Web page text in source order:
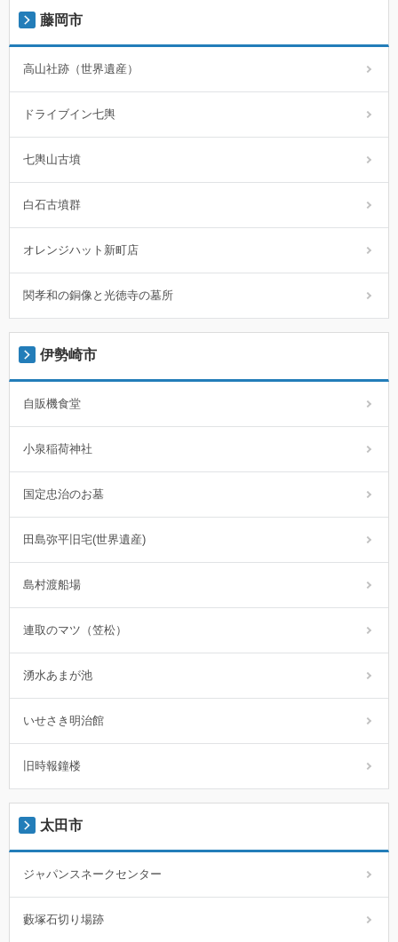
藤岡市
高山社跡（世界遺産）
ドライブイン七輿
七輿山古墳
白石古墳群
オレンジハット新町店
関孝和の銅像と光徳寺の墓所
伊勢崎市
自販機食堂
小泉稲荷神社
国定忠治のお墓
田島弥平旧宅(世界遺産)
島村渡船場
連取のマツ（笠松）
湧水あまが池
いせさき明治館
旧時報鐘楼
太田市
ジャパンスネークセンター
藪塚石切り場跡